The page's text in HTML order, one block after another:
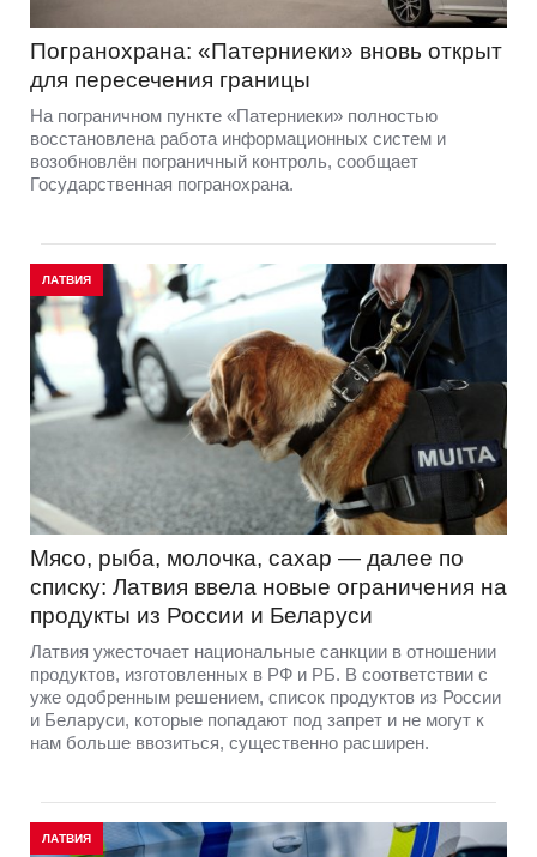
Погранохрана: «Патерниеки» вновь открыт
для пересечения границы
На пограничном пункте «Патерниеки» полностью
восстановлена работа информационных систем и
возобновлён пограничный контроль, сообщает
Государственная погранохрана.
ЛАТВИЯ
Мясо, рыба, молочка, сахар — далее по
списку: Латвия ввела новые ограничения на
продукты из России и Беларуси
Латвия ужесточает национальные санкции в отношении
продуктов, изготовленных в РФ и РБ. В соответствии с
уже одобренным решением, список продуктов из России
и Беларуси, которые попадают под запрет и не могут к
нам больше ввозиться, существенно расширен.
ЛАТВИЯ